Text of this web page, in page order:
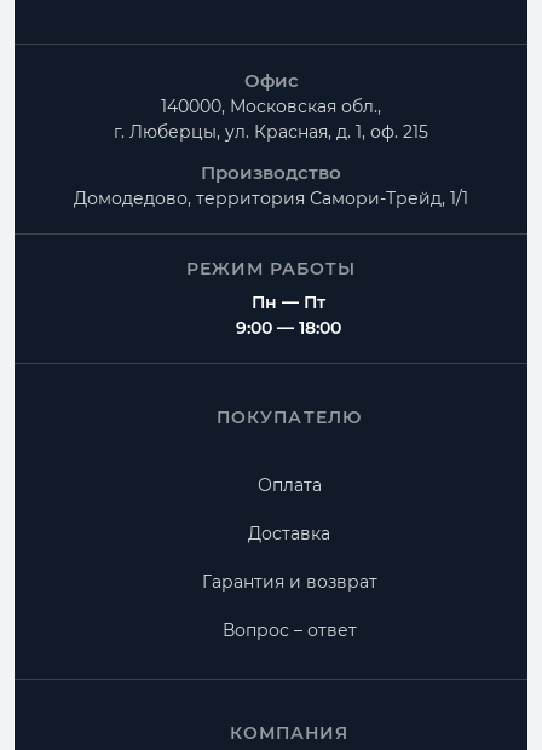
Офис
140000, Московская обл.,
г. Люберцы, ул. Красная, д. 1, оф. 215
Производство
Домодедово, территория Самори-Трейд, 1/1
РЕЖИМ РАБОТЫ
Пн — Пт
9:00 — 18:00
ПОКУПАТЕЛЮ
Оплата
Доставка
Гарантия и возврат
Вопрос – ответ
КОМПАНИЯ